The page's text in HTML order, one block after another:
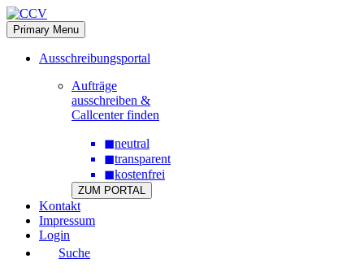
Skip
to
content
Primary Menu
Ausschreibungsportal
Aufträge
ausschreiben &
Callcenter finden
◼neutral
◼transparent
◼kostenfrei
ZUM PORTAL
Kontakt
Impressum
Login
Suche